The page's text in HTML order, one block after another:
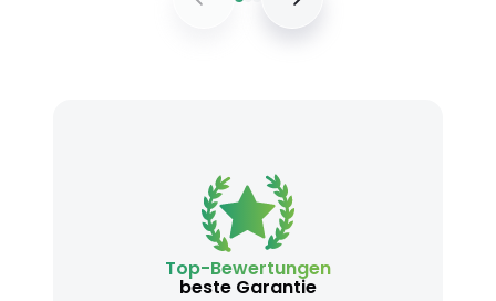
Top-Bewertungen
beste Garantie